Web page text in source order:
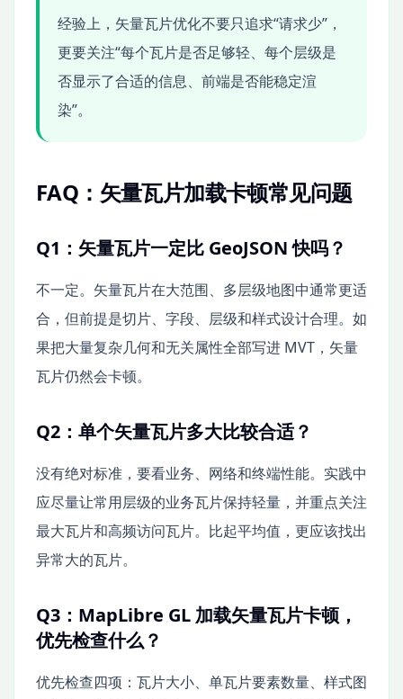
经验上，矢量瓦片优化不要只追求“请求少”，
更要关注“每个瓦片是否足够轻、每个层级是
否显示了合适的信息、前端是否能稳定渲
染”。
FAQ：矢量瓦片加载卡顿常见问题
Q1：矢量瓦片一定比 GeoJSON 快吗？
不一定。矢量瓦片在大范围、多层级地图中通常更适
合，但前提是切片、字段、层级和样式设计合理。如
果把大量复杂几何和无关属性全部写进 MVT，矢量
瓦片仍然会卡顿。
Q2：单个矢量瓦片多大比较合适？
没有绝对标准，要看业务、网络和终端性能。实践中
应尽量让常用层级的业务瓦片保持轻量，并重点关注
最大瓦片和高频访问瓦片。比起平均值，更应该找出
异常大的瓦片。
Q3：MapLibre GL 加载矢量瓦片卡顿，
优先检查什么？
优先检查四项：瓦片大小、单瓦片要素数量、样式图